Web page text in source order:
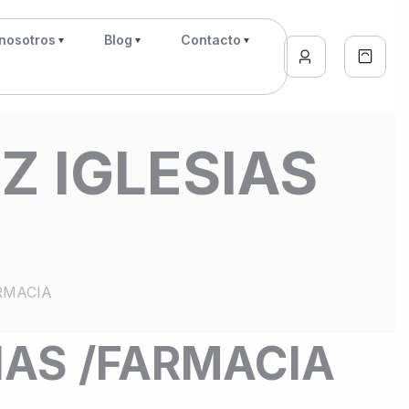
Blog Contacto
IGLESIAS
/FARMACIA